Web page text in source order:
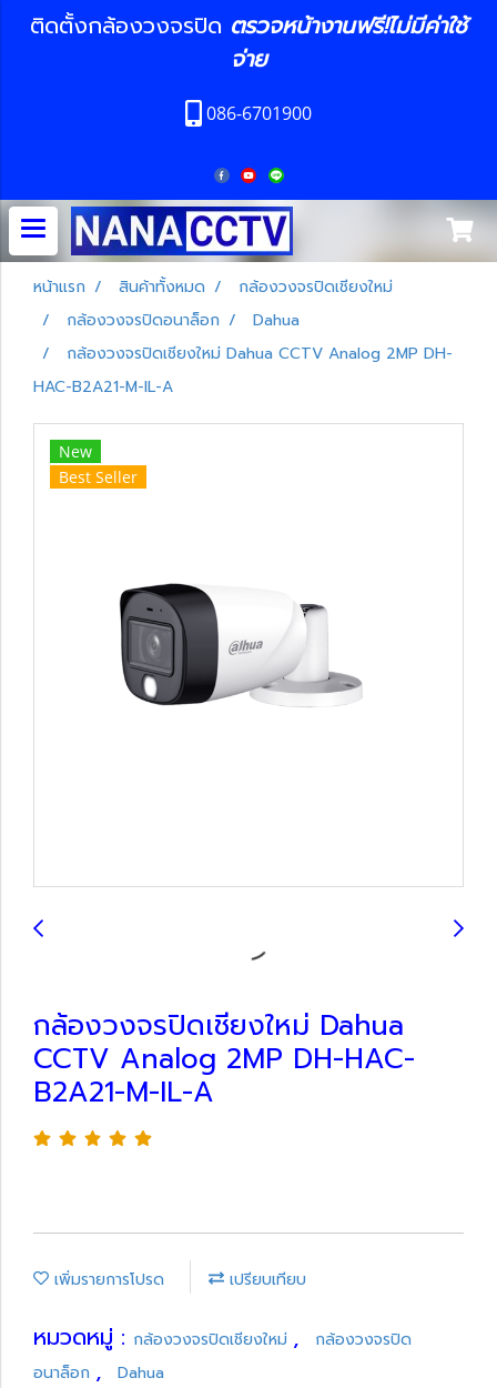
ติดตั้งกล้องวงจรปิด ตรวจหน้างานฟรี!ไม่มีค่าใช้
จ่าย
086-6701900
หน้าแรก สินค้าทั้งหมด
กล้องวงจรปิดเชียงใหม่
กล้องวงจรปิดอนาล็อก
Dahua
กล้องวงจรปิดเชียงใหม่ Dahua CCTV Analog 2MP DH-
HAC-B2A21-M-IL-A
New
Best Seller
กล้องวงจรปิดเชียงใหม่ Dahua
CCTV Analog 2MP DH-HAC-
B2A21-M-IL-A
เพิ่มรายการโปรด เปรียบเทียบ
หมวดหมู่ : กล้องวงจรปิดเชียงใหม่ ,
กล้องวงจรปิด
อนาล็อก , Dahua